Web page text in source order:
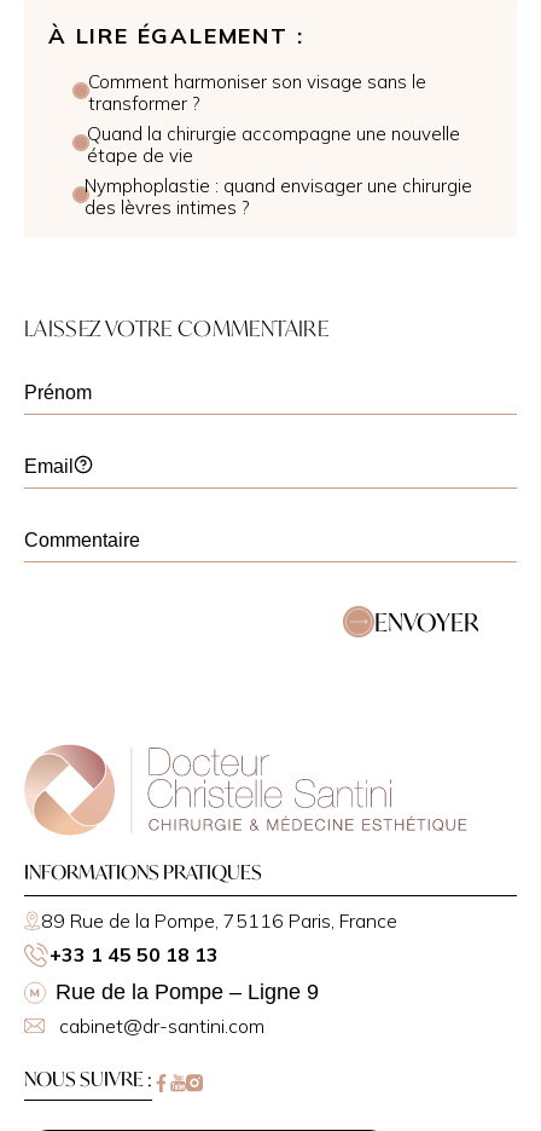
À LIRE ÉGALEMENT :
Comment harmoniser son visage sans le
transformer ?
Quand la chirurgie accompagne une nouvelle
étape de vie
Nymphoplastie : quand envisager une chirurgie
des lèvres intimes ?
LAISSEZ VOTRE COMMENTAIRE
ENVOYER
INFORMATIONS PRATIQUES
89 Rue de la Pompe, 75116 Paris, France
+33 1 45 50 18 13
Rue de la Pompe – Ligne 9
cabinet@dr-santini.com
NOUS SUIVRE :